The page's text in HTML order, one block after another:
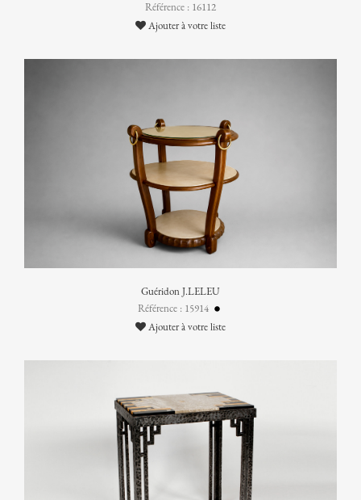
Référence : 16112
Ajouter à votre liste
Guéridon J.LELEU
Référence : 15914
Ajouter à votre liste